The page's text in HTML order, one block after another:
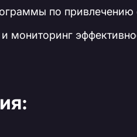
по привлечению
мониторинг